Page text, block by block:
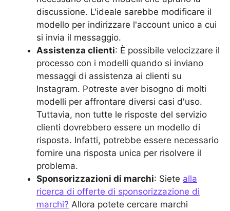
discussione. L'ideale sarebbe modificare il
modello per indirizzare l'account unico a cui
si invia il messaggio.
Assistenza clienti: È possibile velocizzare il
processo con i modelli quando si inviano
messaggi di assistenza ai clienti su
Instagram. Potreste aver bisogno di molti
modelli per affrontare diversi casi d'uso.
Tuttavia, non tutte le risposte del servizio
clienti dovrebbero essere un modello di
risposta. Infatti, potrebbe essere necessario
fornire una risposta unica per risolvere il
problema.
Sponsorizzazioni di marchi: Siete alla
ricerca di offerte di sponsorizzazione di
marchi? Allora potete cercare marchi